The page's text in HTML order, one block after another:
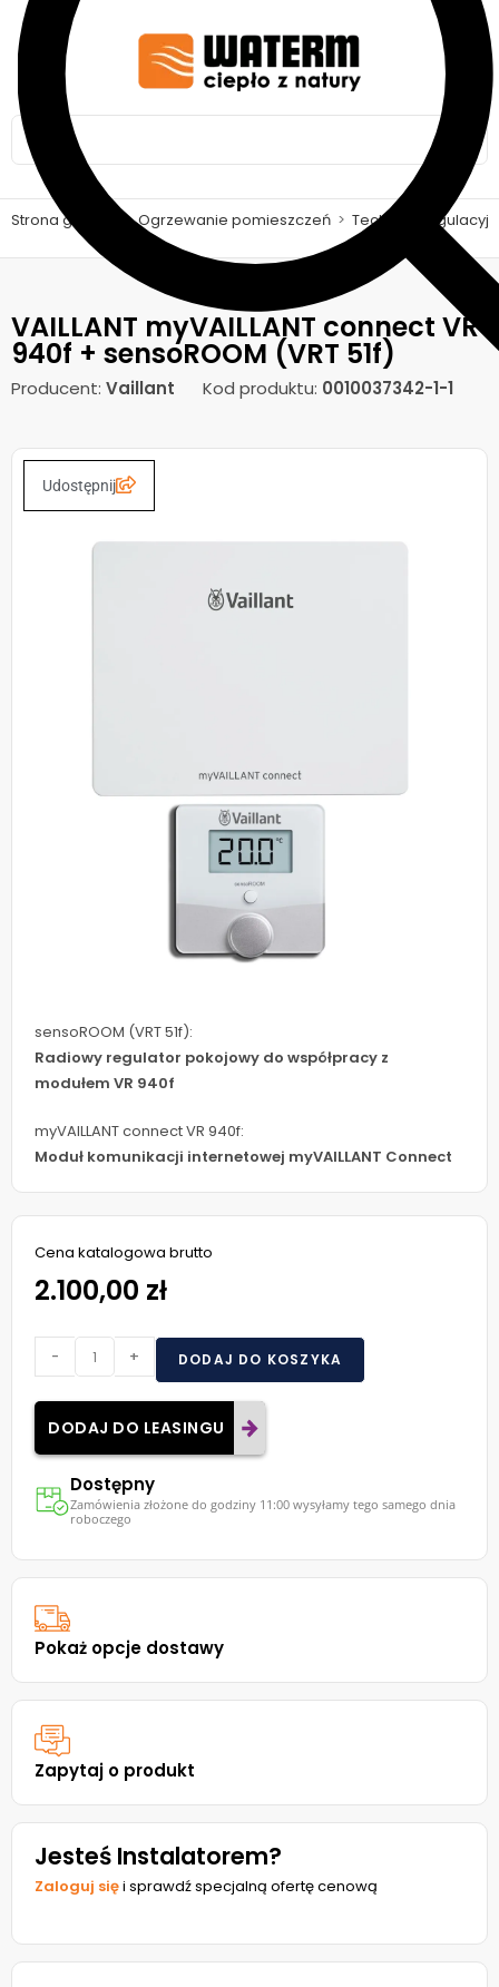
Strona główna > Ogrzewanie pomieszczeń > Technika
VAILLANT myVAILLANT connect VR
940f + sensoROOM (VRT 51f)
Producent: Vaillant Kod produktu: 0010037342-1-1
Udostępnij
sensoROOM (VRT 51f):
Radiowy regulator pokojowy do współpracy z
modułem VR 940f
myVAILLANT connect VR 940f:
Moduł komunikacji internetowej myVAILLANT Connect
Cena katalogowa brutto
2.100,00 zł
- + DODAJ DO KOSZYKA
DODAJ DO LEASINGU
Dostępny
Zamówienia złożone do godziny 11:00 wysyłamy tego samego dnia
roboczego
Pokaż opcje dostawy
Zapytaj o produkt
Jesteś Instalatorem?
Zaloguj sięi sprawdź specjalną ofertę cenową